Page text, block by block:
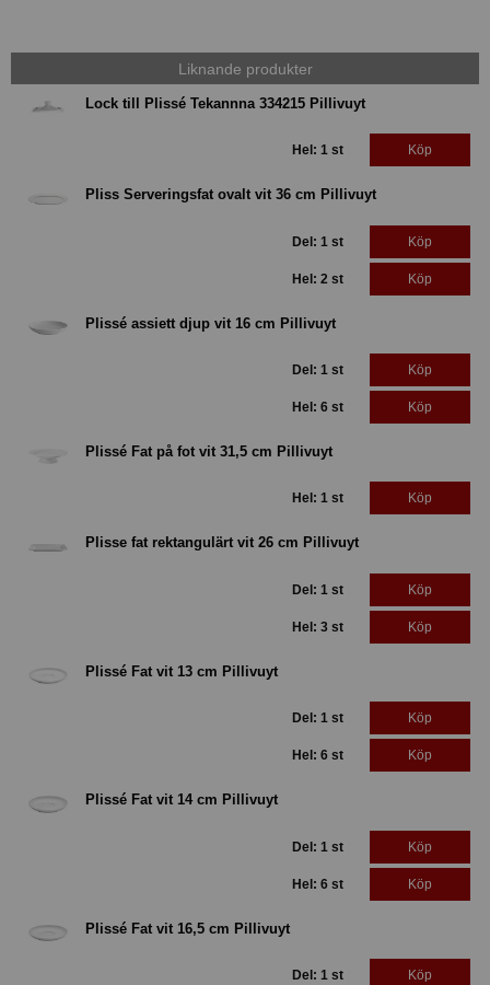
Liknande produkter
Lock till Plissé Tekannna 334215 Pillivuyt
Hel: 1 st Köp
Pliss Serveringsfat ovalt vit 36 cm Pillivuyt
Del: 1 st Köp
Hel: 2 st Köp
Plissé assiett djup vit 16 cm Pillivuyt
Del: 1 st Köp
Hel: 6 st Köp
Plissé Fat på fot vit 31,5 cm Pillivuyt
Hel: 1 st Köp
Plisse fat rektangulärt vit 26 cm Pillivuyt
Del: 1 st Köp
Hel: 3 st Köp
Plissé Fat vit 13 cm Pillivuyt
Del: 1 st Köp
Hel: 6 st Köp
Plissé Fat vit 14 cm Pillivuyt
Del: 1 st Köp
Hel: 6 st Köp
Plissé Fat vit 16,5 cm Pillivuyt
Del: 1 st Köp